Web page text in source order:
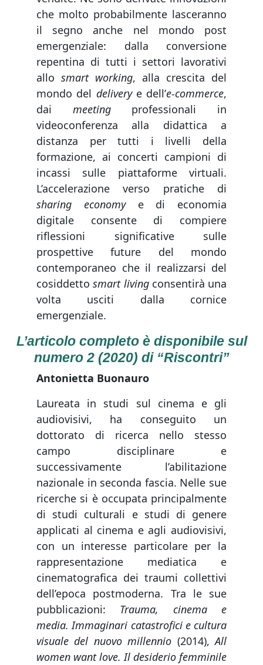
che molto probabilmente lasceranno
il segno anche nel mondo post
emergenziale: dalla conversione
repentina di tutti i settori lavorativi
allo smart working, alla crescita del
mondo del deliverye dell’e-commerce,
dai meetingprofessionali in
videoconferenza alla didattica a
distanza per tutti i livelli della
formazione, ai concerti campioni di
incassi sulle piattaforme virtuali.
L’accelerazione verso pratiche di
sharing economye di economia
digitale consente di compiere
riflessioni significative sulle
prospettive future del mondo
contemporaneo che il realizzarsi del
cosiddettosmart livingconsentirà una
volta usciti dalla cornice
emergenziale.
L’articolo completo è disponibile sul
numero 2 (2020) di “Riscontri”
Antonietta Buonauro
Laureata in studi sul cinema e gli
audiovisivi, ha conseguito un
dottorato di ricerca nello stesso
campo disciplinare e
successivamente l’abilitazione
nazionale in seconda fascia. Nelle sue
ricerche si è occupata principalmente
di studi culturali e studi di genere
applicati al cinema e agli audiovisivi,
con un interesse particolare per la
rappresentazione mediatica e
cinematografica dei traumi collettivi
dell’epoca postmoderna. Tra le sue
pubblicazioni: Trauma, cinema e
media. Immaginari catastrofici e cultura
visuale del nuovo millennio (2014),All
women want love. Il desiderio femminile